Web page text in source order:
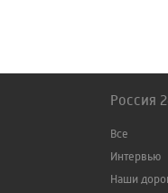
Россия
Все
Интервью
Наши